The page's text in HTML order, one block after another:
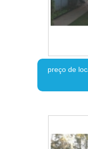
preço de